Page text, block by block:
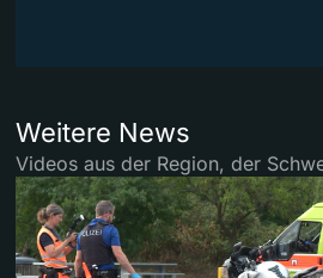
Weitere News
Videos aus der Region, der